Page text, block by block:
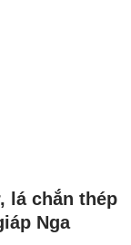
lá chắn thép
Nga